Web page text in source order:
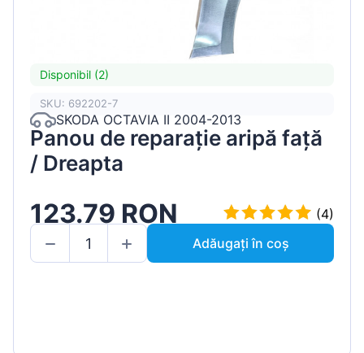
Disponibil (2)
SKU: 692202-7
SKODA OCTAVIA II 2004-2013
Panou de reparație aripă față
/ Dreapta
123.79 RON
(4)
Adăugați în coș